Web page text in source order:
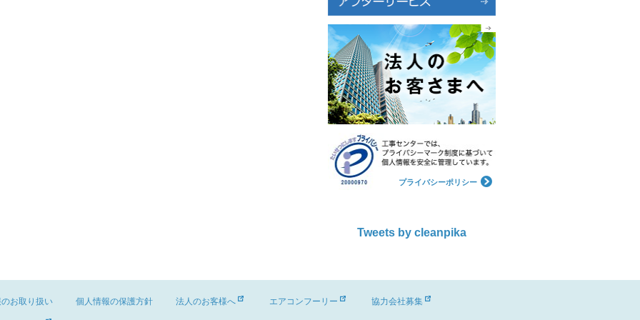
プライバシーポリシー
Tweets by cleanpika
お取り扱い 個人情報の保護方針 法人のお客様へ エアコンフーリー 協力会社募集